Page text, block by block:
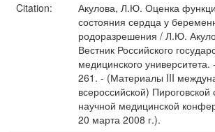
Citation:
Акулова, Л.Ю. Оценка
состояния сердца у
родоразрешения / Л.Ю.
Вестник Российского
медицинского
261. - (Материалы III
всероссийской) Пироговской
научной медицинской
20 марта 2008 г.).